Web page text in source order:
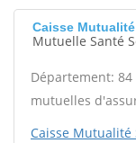
Caisse
Mutuelle Santé
Département: 84
mutuelles
Caisse Mutualité